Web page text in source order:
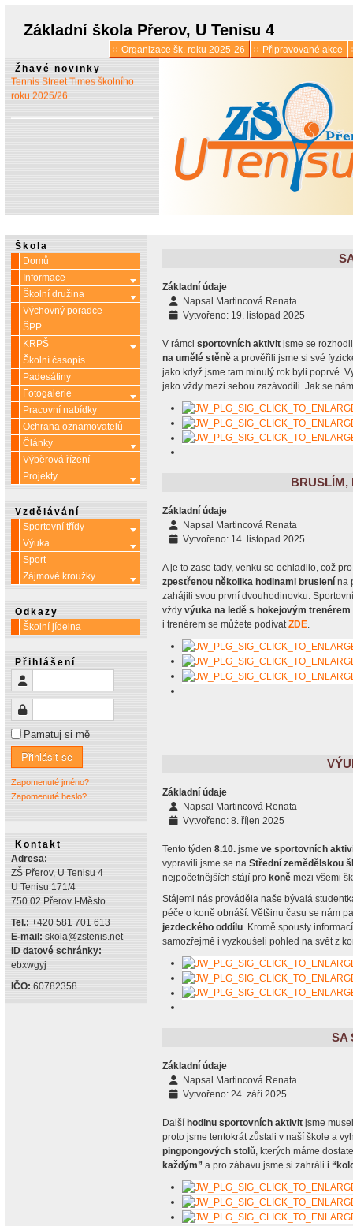
Základní škola Přerov, U Tenisu 4
Organizace šk. roku 2025-26
Připravované akce
Žhavé novinky
* 13. 5.:Vyšlo 6. číslo časopisu
Tennis Street Times školního
roku 2025/26
Škola
Domů
Informace
Více o: Informace
Školní družina Více o: Školní družina
Výchovný poradce
ŠPP
KRPŠ
Více o: KRPŠ
Školní časopis
Padesátiny
Fotogalerie
Více o: Fotogalerie
Pracovní nabídky
Ochrana oznamovatelů
Články
Více o: Články
Výběrová řízení
Projekty
Více o: Projekty
Vzdělávání
Sportovní třídy
Více o: Sportovní třídy
Výuka Více o: Výuka
Sport
Zájmové kroužky
Více o: Zájmové kroužky
Odkazy
Školní jídelna
Přihlášení
Heslo
Pamatuj si mě
Přihlásit se
Zapomenuté jméno?
Zapomenuté heslo?
Kontakt
Adresa:
ZŠ Přerov, U Tenisu 4
U Tenisu 171/4
750 02 Přerov I-Město
Tel.: +420 581 701 613
E-mail: skola@zstenis.net
ID datové schránky:
ebxwgyj
IČO: 60782358
Základní údaje
Napsal Martincová Renata
Vytvořeno: 19. listopad 2025
V rámci sportovních aktivitjsme se
na umělé stěněa prověřili jsme si své
jako když jsme tam minulý rok byli poprvé.
jako vždy mezi sebou zazávodili. Jak se
BRUSLÍM,
Základní údaje
Napsal Martincová Renata
Vytvořeno: 14. listopad 2025
A je to zase tady, venku se ochladilo, což
zpestřenou několika hodinami bruslenína
zahájili svou první dvouhodinovku.
vždy výuka na ledě s hokejovým trenérem
i trenérem se můžete podívatZDE.
Základní údaje
Napsal Martincová Renata
Vytvořeno: 8. říjen 2025
Tento týden 8.10.jsme ve sportovních
vypravili jsme se na Střední zemědělskou
nejpočetnějších stájí pro koněmezi všemi
Stájemi nás prováděla naše bývalá
péče o koně obnáší. Většinu času se nám
jezdeckého oddílu. Kromě spousty
samozřejmě i vyzkoušeli pohled na svět z
SA
Základní údaje
Napsal Martincová Renata
Vytvořeno: 24. září 2025
Další hodinu sportovních aktivitjsme
proto jsme tentokrát zůstali v naší škole a
pingpongových stolů, kterých máme
každým” a pro zábavu jsme si zahráli i